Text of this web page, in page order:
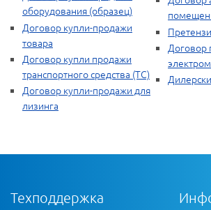
оборудования (образец)
Договор купли-продажи
товара
Договор купли продажи
транспортного средства (ТС)
Договор купли-продажи для
лизинга
Договор
Техподдержка